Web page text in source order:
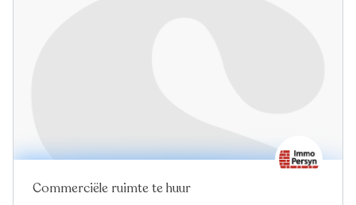
Commerciële ruimte te huur